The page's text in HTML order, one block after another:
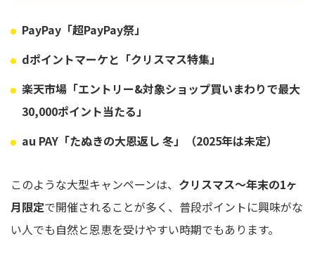
PayPay「超PayPay祭」
dポイントマーケと「クリスマス特集」
楽天市場「エントリー&対象ショップ買いまわりで最大
30,000ポイント当たる」
au PAY「たぬきの大恩返し 冬」（2025年は未定）
このような大型キャンペーンは、 クリスマス〜年末の1ヶ
月限定で開催されることが多く、普段ポイントに興味がな
い人でも自然と恩恵を受けやすい時期でもあります。